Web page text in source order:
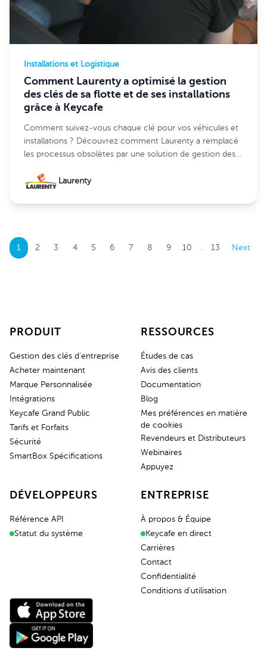
Installations et Logistique
Comment Laurenty a optimisé la gestion
des clés de sa flotte et de ses installations
grâce à Keycafe
Comment suivez-vous chaque clé pour vos véhicules et
installations ? Découvrez comment Laurenty a remplacé
les processus obsolètes par une solution de gestion des
Laurenty
1 2 3 4 5 6 7 8 9 10 .. 13 Next
PRODUIT
Gestion des clés d'entreprise
Acheter maintenant
Marque Personnalisée
Intégrations
Keycafe Grand Public
Tarifs et Forfaits
Sécurité
SmartBox Spécifications
RESSOURCES
Études de cas
Avis des clients
Documentation
Blog
Mes préférences en matière
de cookies
Revendeurs et Distributeurs
Webinaires
Appuyez
DÉVELOPPEURS
Référence API
Statut du système
ENTREPRISE
À propos & Équipe
Keycafe en direct
Carrières
Contact
Confidentialité
Conditions d'utilisation